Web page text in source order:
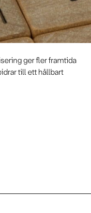
ger fler framtida
till ett hållbart